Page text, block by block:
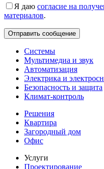
Я даю согласие на
материалов.
Системы
Мультимедиа и звук
Автоматизация
Электрика и
Безопасность и защита
Климат-контроль
Решения
Квартира
Загородный дом
Офис
Услуги
Проектирование